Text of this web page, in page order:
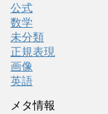
公式
数学
未分類
正規表現
画像
英語
メタ情報